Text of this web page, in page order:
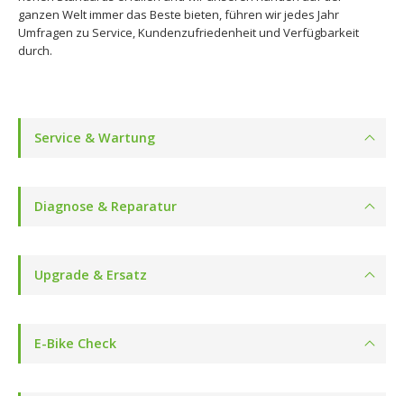
ganzen Welt immer das Beste bieten, führen wir jedes Jahr
Umfragen zu Service, Kundenzufriedenheit und Verfügbarkeit
durch.
Service & Wartung
Diagnose & Reparatur
Upgrade & Ersatz
E-Bike Check